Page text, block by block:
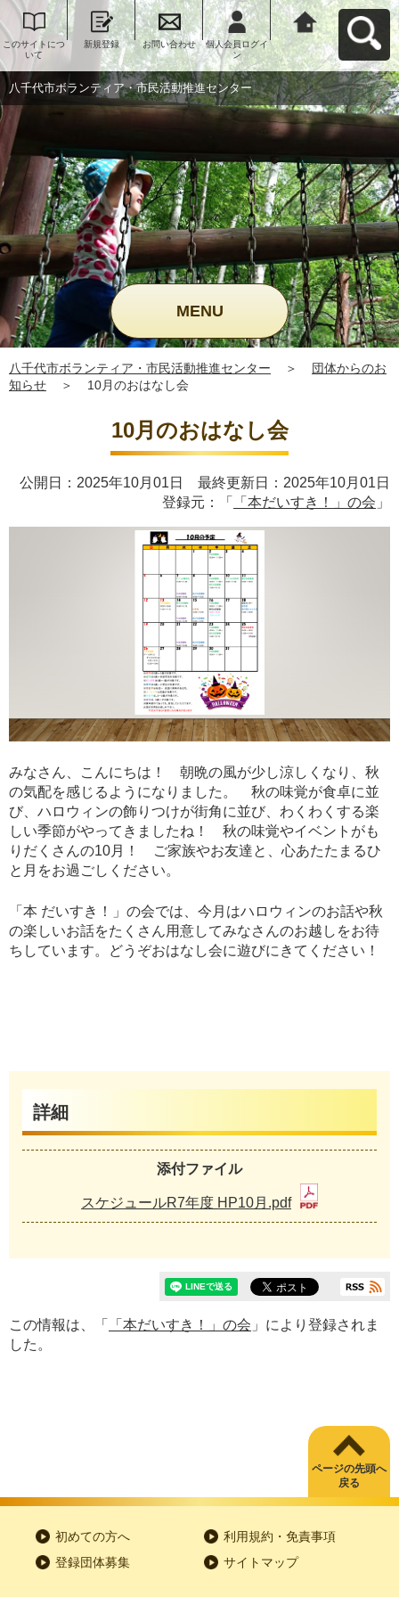
このサイトにつ
いて
新規登録 お問い合わせ
個人会員ログイ
ン
八千代市ボラン
ティア・市民活
動推進センター
へ戻る
八千代市ボランティア・市民活動推進センター
MENU
八千代市ボランティア・市民活動推進センター ＞
団体からのお
知らせ
＞ 10月のおはなし会
10月のおはなし会
公開日：2025年10月01日 最終更新日：2025年10月01日
登録元：「
「本だいすき！」の会 」
みなさん、こんにちは！ 朝晩の風が少し涼しくなり、秋
の気配を感じるようになりました。 秋の味覚が食卓に並
び、ハロウィンの飾りつけが街角に並び、わくわくする楽
しい季節がやってきましたね！ 秋の味覚やイベントがも
りだくさんの10月！ ご家族やお友達と、心あたたまるひ
と月をお過ごしください。
「本 だいすき！」の会では、今月はハロウィンのお話や秋
の楽しいお話をたくさん用意してみなさんのお越しをお待
ちしています。どうぞおはなし会に遊びにきてください！
詳細
添付ファイル
スケジュールR7年度 HP10月.pdf
この情報は、「 「本だいすき！」の会 」により登録されま
した。
ページの先頭へ
戻る
初めての方へ
利用規約・免責事項
登録団体募集
サイトマップ